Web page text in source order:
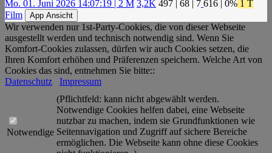
Mo. 01. Juni 2026 14:07:19 | 2 M 3,2K 497 | 68 | 7 616 | 0% 1 T
Film
App Ansicht
Wir verwenden nur 1st-Party-Cookies, die von dieser Webseite
ausgestellt werden und technisch notwendig sind. Wenn Sie
Komfort-Cookies zulassen, dürfen wir auch Cookies setzen, die
Ihren Komfort erhöhen und Präferenzen speichern. Welche Art von
Cookies das sind, entnehmen Sie bitte::
Datenschutz
Impressum
Notwendige
(Pflichtfeld: kann nicht abgewählt werden.
Notwendige Cookies helfen dabei, eine Webseite
nutzbar zu machen, indem sie Grundfunktionen wie
Seitennavigation und Zugriff auf sichere Bereiche
ermöglichen. Die Webseite kann ohne diese Cookies